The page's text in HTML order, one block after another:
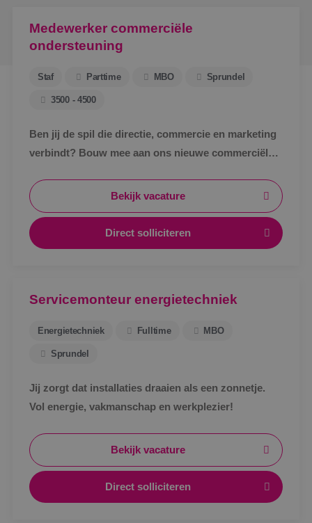
Medewerker commerciële
ondersteuning
Staf Parttime MBO Sprundel
3500 - 4500
Ben jij de spil die directie, commercie en marketing
verbindt? Bouw mee aan ons nieuwe commerciële
BINK.&nbsp;
Bekijk vacature
Direct solliciteren
Servicemonteur energietechniek
Energietechniek Fulltime MBO
Sprundel
Jij zorgt dat installaties draaien als een zonnetje.
Vol energie, vakmanschap en werkplezier!
Bekijk vacature
Direct solliciteren